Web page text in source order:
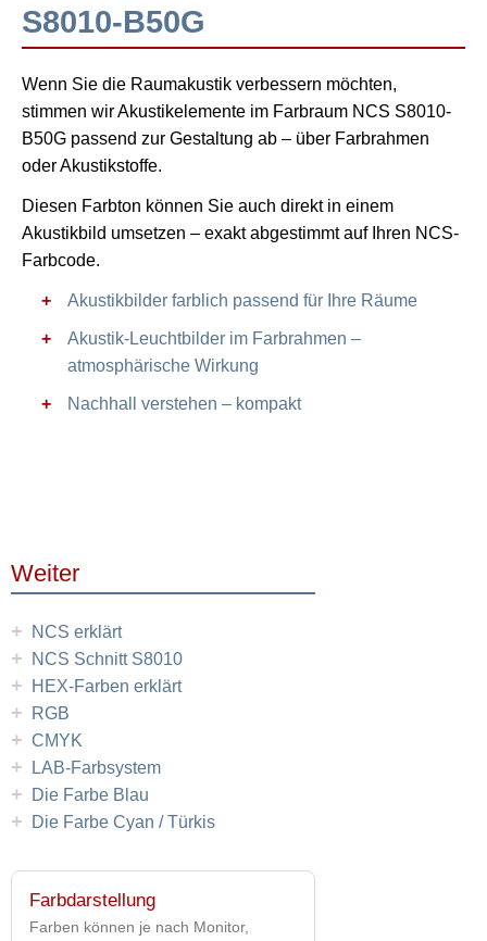
S8010-B50G
Wenn Sie die Raumakustik verbessern möchten,
stimmen wir Akustikelemente im Farbraum NCS S8010-
B50G passend zur Gestaltung ab – über Farbrahmen
oder Akustikstoffe.
Diesen Farbton können Sie auch direkt in einem
Akustikbild umsetzen – exakt abgestimmt auf Ihren NCS-
Farbcode.
Akustikbilder farblich passend für Ihre Räume
Akustik-Leuchtbilder im Farbrahmen –
atmosphärische Wirkung
Nachhall verstehen – kompakt
Weiter
+ NCS erklärt
+ NCS Schnitt S8010
+ HEX-Farben erklärt
+ RGB
+ CMYK
+ LAB-Farbsystem
+ Die Farbe Blau
+ Die Farbe Cyan / Türkis
Farbdarstellung
Farben können je nach Monitor,